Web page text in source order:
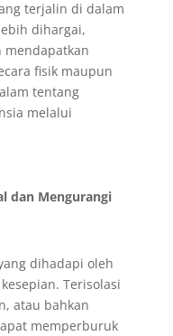
terjalin di dalam
dihargai,
mendapatkan
fisik maupun
tentang
melalui
dan Mengurangi
dihadapi oleh
Terisolasi
atau bahkan
memperburuk